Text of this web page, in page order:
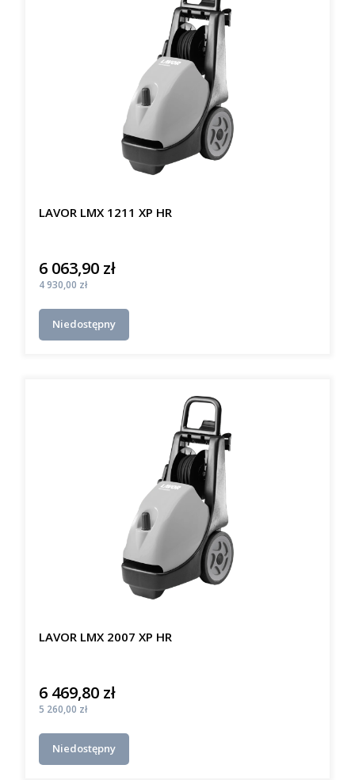
LAVOR LMX 1211 XP HR
Cena
6 063,90 zł
Cena
4 930,00 zł
Niedostępny
LAVOR LMX 2007 XP HR
Cena
6 469,80 zł
Cena
5 260,00 zł
Niedostępny